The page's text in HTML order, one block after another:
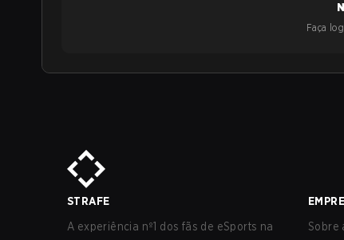
Faça
STRAFE
A experiência nº1 dos fãs de eSports na
Sobre